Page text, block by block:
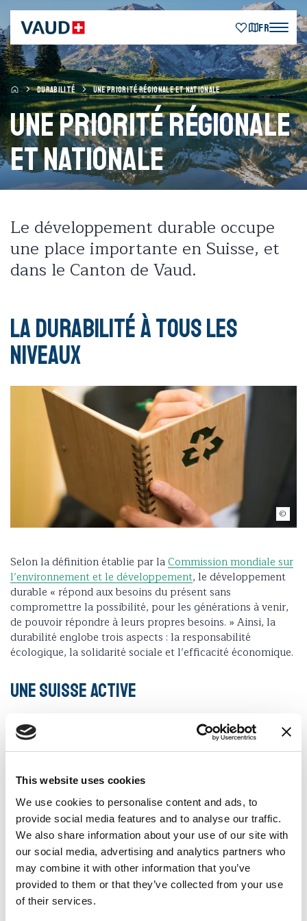
This website uses cookies
We use cookies to personalise content and ads, to
provide social media features and to analyse our traffic.
We also share information about your use of our site with
our social media, advertising and analytics partners who
may combine it with other information that you’ve
provided to them or that they’ve collected from your use
of their services.
FR
DURABILITÉ UNE PRIORITÉ RÉGIONALE ET NATIONALE
Une priorité régionale
et nationale
Le développement durable occupe
une place importante en Suisse, et
dans le Canton de Vaud.
La durabilité à tous les
niveaux
©Crédit Photo
Selon la définition établie par laCommission mondiale sur
l’environnement et le développement, le développement
durable « répond aux besoins du présent sans
compromettre la possibilité, pour les générations à venir,
de pouvoir répondre à leurs propres besoins. » Ainsi, la
durabilité englobe trois aspects : la responsabilité
écologique, la solidarité sociale et l’efficacité économique.
Une Suisse active
s’occupe des questions relatives à l’aménagement du
territoire, à la politique de mobilité et au développement
communes du pays, et les oriente sur ces thématiques. En
pose un cadre de référence national sur les objectifs à
atteindre et les différents efforts déployés.
Un canton durable
L’Office cantonal de la durabilité et du climatassure la
coordination des politiques de durabilité et climatique du